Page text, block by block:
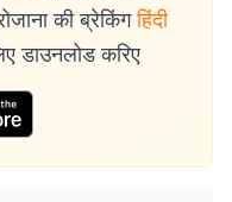
की ब्रेकिंग हिंदी
डाउनलोड करिए